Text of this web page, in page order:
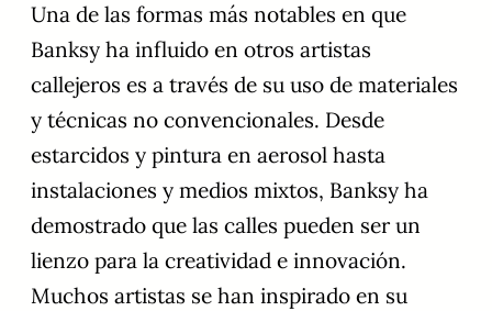
Una de las formas más notables en que
Banksy ha influido en otros artistas
callejeros es a través de su uso de materiales
y técnicas no convencionales. Desde
estarcidos y pintura en aerosol hasta
instalaciones y medios mixtos, Banksy ha
demostrado que las calles pueden ser un
lienzo para la creatividad e innovación.
Muchos artistas se han inspirado en su